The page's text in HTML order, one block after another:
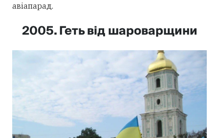
авіапарад.
2005. Геть від шароварщини